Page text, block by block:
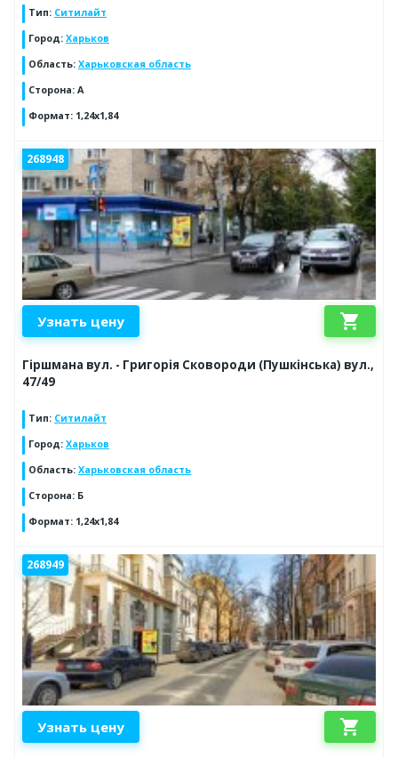
Тип: Ситилайт
Город: Харьков
Область: Харьковская область
Сторона: А
Формат: 1,24х1,84
268948
Узнать цену shopping_cart
Гіршмана вул. - Григорія Сковороди (Пушкінська) вул.,
47/49
Тип: Ситилайт
Город: Харьков
Область: Харьковская область
Сторона: Б
Формат: 1,24х1,84
268949
Узнать цену shopping_cart